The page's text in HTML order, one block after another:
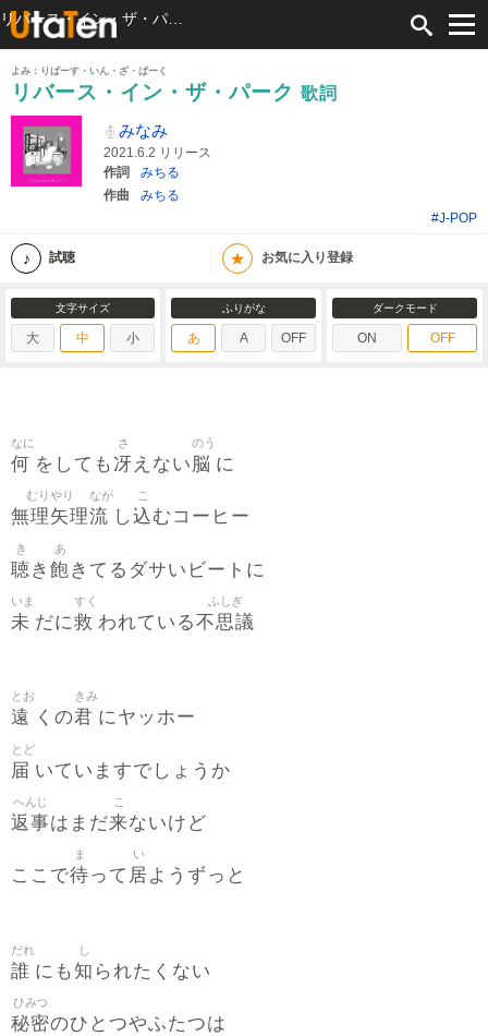
よみ：りばーす・いん・ざ・ぱーく
リバース・イン・ザ・パーク 歌詞
みなみ
2021.6.2 リリース
作詞
みちる
作曲
みちる
#J-POP
試聴 ★ お気に入り登録
文字サイズ
大 中 小
ふりがな
あ A OFF
ダークモード
ON OFF
何
なに
をしても 冴
さ
えない脳
のう
に
無理矢理
むりやり
流
なが
し込
こ
むコーヒー
聴
き
き 飽
あ
きてるダサいビートに
未
いま
だに救
すく
われている不思議
ふしぎ
遠
とお
くの君
きみ
にヤッホー
届
とど
いていますでしょうか
返事
へんじ
はまだ来
こ
ないけど
ここで待
ま
って 居
い
ようずっと
誰
だれ
にも知
し
られたくない
秘密
ひみつ
のひとつやふたつは